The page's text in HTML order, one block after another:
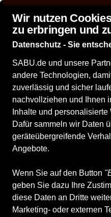
Wir nutzen
zu erbringen und
Datenschutz - Sie
SABU.de und unsere
andere Technologien,
zuverlässig und sicher
nachvollziehen und Ihnen
Inhalte und
Dafür sammeln wir Daten
geräteübergreifende
Angebote.
Wenn Sie auf den Button
geben Sie dazu Ihre
diese Daten an Dritte
Marketing- oder externen
Alle Produkte Damenschuhe
ALLE FILTER
995 Produkte